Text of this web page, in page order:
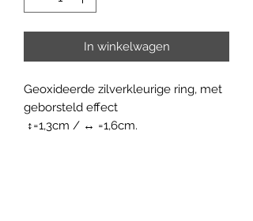
In winkelwagen
Geoxideerde zilverkleurige ring, met
geborsteld effect
↕=1,3cm / ↔ =1,6cm.